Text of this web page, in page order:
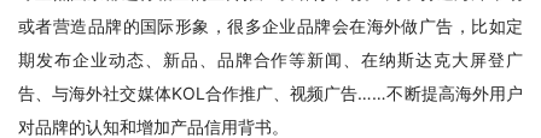
或者营造品牌的国际形象，很多企业品牌会在海外做广告，比如定
期发布企业动态、新品、品牌合作等新闻、在纳斯达克大屏登广
告、与海外社交媒体KOL合作推广、视频广告……不断提高海外用户
对品牌的认知和增加产品信用背书。